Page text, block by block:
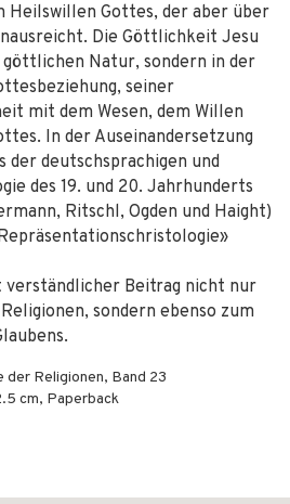
Heilswillen Gottes, der aber über
Die Göttlichkeit Jesu
Natur, sondern in der
seiner
mit dem Wesen, dem Willen
In der Auseinandersetzung
deutschsprachigen und
des 19. und 20. Jahrhunderts
Ritschl, Ogden und Haight)
verständlicher Beitrag nicht nur
sondern ebenso zum
der Religionen, Band 23
cm, Paperback